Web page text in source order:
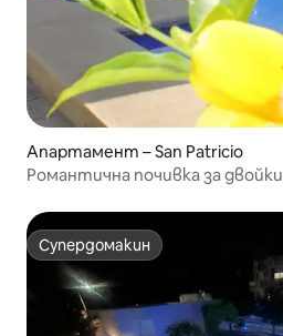
Апартамент – San Patricio
Романтична почивка за двойки
Супердомакин
Супердомакин